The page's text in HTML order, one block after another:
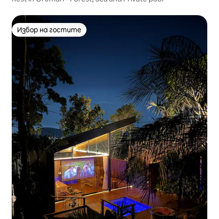
Избор на гостите
Избор на гостите